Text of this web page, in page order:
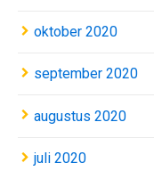
oktober 2020
september 2020
augustus 2020
juli 2020